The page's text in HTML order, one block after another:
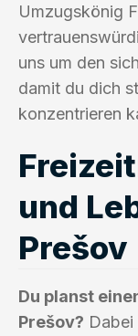
Umzugskönig
uns um den
damit du dich
konzentrieren
und
Prešov
Du planst
Prešov?